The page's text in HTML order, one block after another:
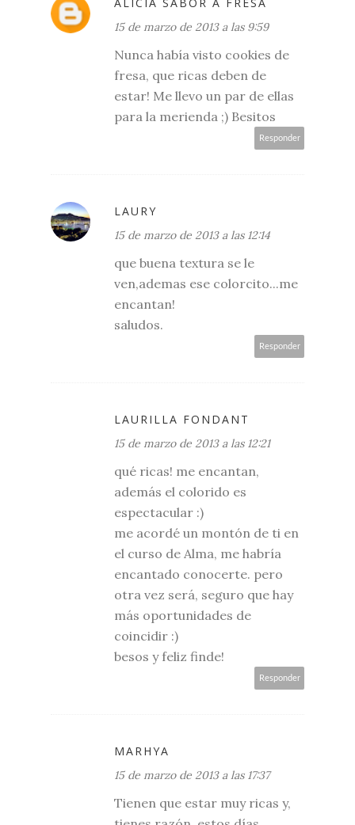
15 de marzo de 2013 a las 9:59
Nunca había visto cookies de
fresa, que ricas deben de
estar! Me llevo un par de ellas
para la merienda ;) Besitos
Responder
LAURY
15 de marzo de 2013 a las 12:14
que buena textura se le
ven,ademas ese colorcito...me
encantan!
saludos.
Responder
LAURILLA FONDANT
15 de marzo de 2013 a las 12:21
qué ricas! me encantan,
además el colorido es
espectacular :)
me acordé un montón de ti en
el curso de Alma, me habría
encantado conocerte. pero
otra vez será, seguro que hay
más oportunidades de
coincidir :)
besos y feliz finde!
Responder
MARHYA
15 de marzo de 2013 a las 17:37
Tienen que estar muy ricas y,